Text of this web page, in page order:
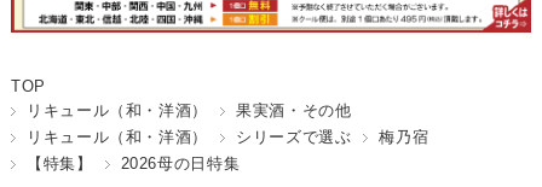
TOP
リキュール（和・洋酒）
果実酒・その他
リキュール（和・洋酒）
シリーズで選ぶ
梅乃宿
【特集】
2026母の日特集